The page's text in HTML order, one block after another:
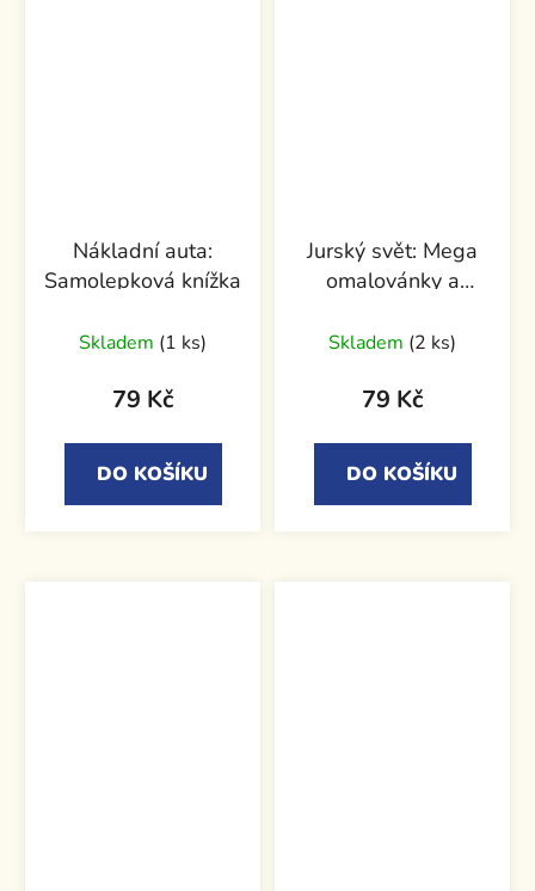
Nákladní auta:
Samolepková knížka
Skladem (1 ks)
79 Kč
DO KOŠÍKU
Jurský svět: Mega
omalovánky a
Skladem (2 ks)
79 Kč
DO KOŠÍKU